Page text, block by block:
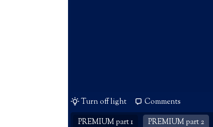
Turn off light
Comments
PREMIUM part 1
PREMIUM part 2